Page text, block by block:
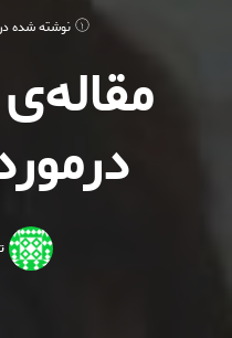
نوشته شده در